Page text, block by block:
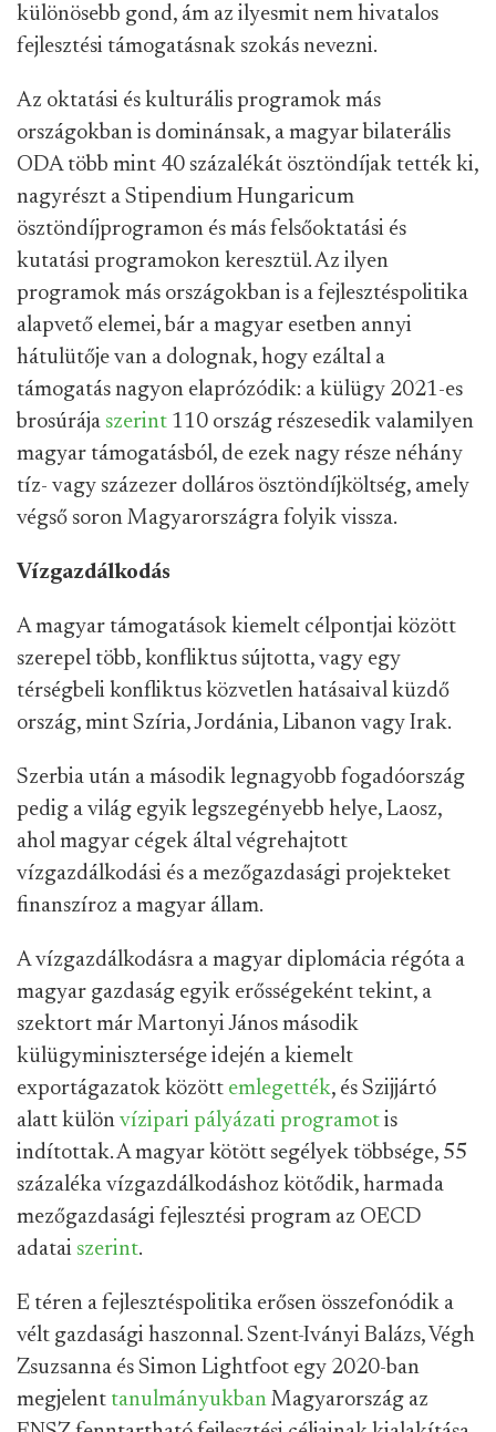
különösebb gond, ám az ilyesmit nem hivatalos
fejlesztési támogatásnak szokás nevezni.
Az oktatási és kulturális programok más
országokban is dominánsak, a magyar bilaterális
ODA több mint 40 százalékát ösztöndíjak tették ki,
nagyrészt a Stipendium Hungaricum
ösztöndíjprogramon és más felsőoktatási és
kutatási programokon keresztül. Az ilyen
programok más országokban is a fejlesztéspolitika
alapvető elemei, bár a magyar esetben annyi
hátulütője van a dolognak, hogy ezáltal a
támogatás nagyon elaprózódik: a külügy 2021-es
brosúrája szerint 110 ország részesedik valamilyen
magyar támogatásból, de ezek nagy része néhány
tíz- vagy százezer dolláros ösztöndíjköltség, amely
végső soron Magyarországra folyik vissza.
Vízgazdálkodás
A magyar támogatások kiemelt célpontjai között
szerepel több, konfliktus sújtotta, vagy egy
térségbeli konfliktus közvetlen hatásaival küzdő
ország, mint Szíria, Jordánia, Libanon vagy Irak.
Szerbia után a második legnagyobb fogadóország
pedig a világ egyik legszegényebb helye, Laosz,
ahol magyar cégek által végrehajtott
vízgazdálkodási és a mezőgazdasági projekteket
finanszíroz a magyar állam.
A vízgazdálkodásra a magyar diplomácia régóta a
magyar gazdaság egyik erősségeként tekint, a
szektort már Martonyi János második
külügyminisztersége idején a kiemelt
exportágazatok között emlegették, és Szijjártó
alatt külön vízipari pályázati programot is
indítottak. A magyar kötött segélyek többsége, 55
százaléka vízgazdálkodáshoz kötődik, harmada
mezőgazdasági fejlesztési program az OECD
adatai szerint.
E téren a fejlesztéspolitika erősen összefonódik a
vélt gazdasági haszonnal. Szent-Iványi Balázs, Végh
Zsuzsanna és Simon Lightfoot egy 2020-ban
megjelent tanulmányukban Magyarország az